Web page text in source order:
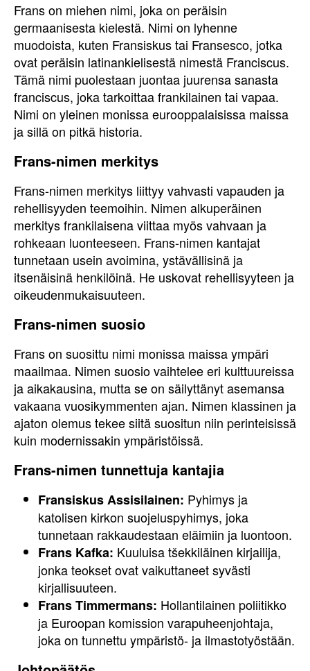
Frans on miehen nimi, joka on peräisin
germaanisesta kielestä. Nimi on lyhenne
muodoista, kuten Fransiskus tai Fransesco, jotka
ovat peräisin latinankielisestä nimestä Franciscus.
Tämä nimi puolestaan juontaa juurensa sanasta
franciscus, joka tarkoittaa frankilainen tai vapaa.
Nimi on yleinen monissa eurooppalaisissa maissa
ja sillä on pitkä historia.
Frans-nimen merkitys
Frans-nimen merkitys liittyy vahvasti vapauden ja
rehellisyyden teemoihin. Nimen alkuperäinen
merkitys frankilaisena viittaa myös vahvaan ja
rohkeaan luonteeseen. Frans-nimen kantajat
tunnetaan usein avoimina, ystävällisinä ja
itsenäisinä henkilöinä. He uskovat rehellisyyteen ja
oikeudenmukaisuuteen.
Frans-nimen suosio
Frans on suosittu nimi monissa maissa ympäri
maailmaa. Nimen suosio vaihtelee eri kulttuureissa
ja aikakausina, mutta se on säilyttänyt asemansa
vakaana vuosikymmenten ajan. Nimen klassinen ja
ajaton olemus tekee siitä suositun niin perinteisissä
kuin modernissakin ympäristöissä.
Frans-nimen tunnettuja kantajia
Fransiskus Assisilainen: Pyhimys ja
katolisen kirkon suojeluspyhimys, joka
tunnetaan rakkaudestaan eläimiin ja luontoon.
Frans Kafka: Kuuluisa tšekkiläinen kirjailija,
jonka teokset ovat vaikuttaneet syvästi
kirjallisuuteen.
Frans Timmermans: Hollantilainen poliitikko
ja Euroopan komission varapuheenjohtaja,
joka on tunnettu ympäristö- ja ilmastotyöstään.